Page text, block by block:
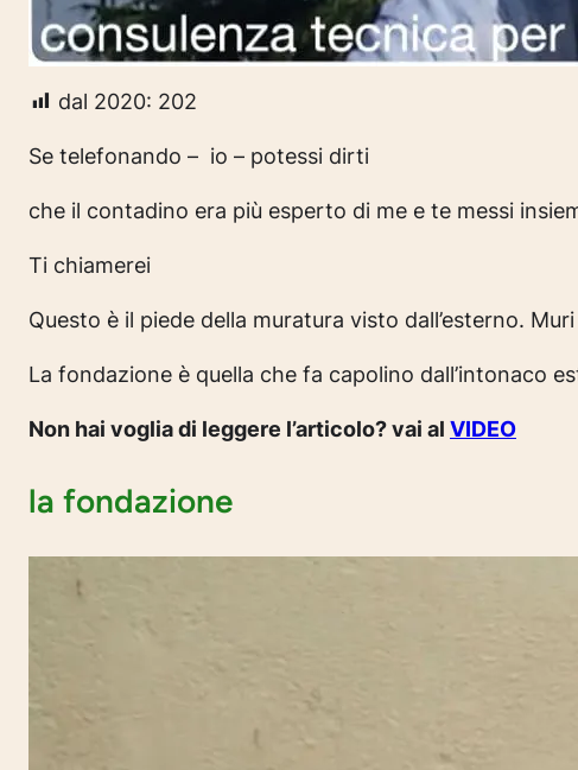
dal 2020: 202
Se telefonando – io – potessi dirti
che il contadino era più esperto di me e te messi
Ti chiamerei
Questo è il piede della muratura visto dall’esterno.
La fondazione è quella che fa capolino dall’intonaco
Non hai voglia di leggere l’articolo? vai al VIDEO
la fondazione